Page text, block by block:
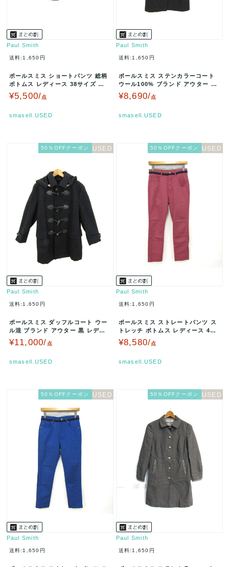
Paul Smith
送料:1,650円
ポールスミス ショートパンツ 総柄
ボトムス レディース 38サイズ グ
レー系 Paul Smith…
¥5,500/点
smasell.USED
Paul Smith
送料:1,650円
ポールスミス ステンカラーコート
ウール100% ブランド アウター レ
ディース 40サイズ グレー…
¥8,690/点
smasell.USED
50％OFFクーポン
Paul Smith
送料:1,650円
ポールスミス ダッフルコート ウー
ル混 ブランド アウター 黒 レディ
ース L2サイズ ブラック P…
¥11,000/ 点
smasell.USED
50％OFFクーポン
Paul Smith
送料:1,650円
ポールスミス ストレートパンツ ス
トレッチ ボトムス レディース 40
サイズ ピンク Paul Sm…
¥8,580/点
smasell.USED
50％OFFクーポン
Paul Smith
送料:1,650円
50％OFFクーポン
Paul Smith
送料:1,650円